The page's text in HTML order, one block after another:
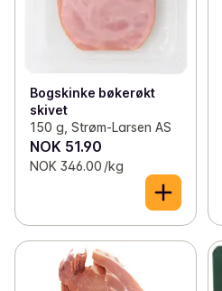
Bogskinke bøkerøkt
skivet
150 g, Strøm-Larsen AS
NOK 51.90
NOK 346.00 /kg